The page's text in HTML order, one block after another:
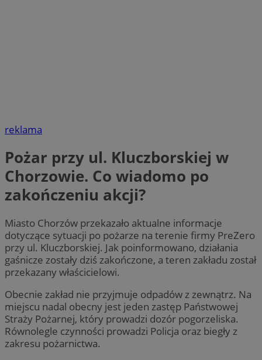
reklama
Pożar przy ul. Kluczborskiej w
Chorzowie. Co wiadomo po
zakończeniu akcji?
Miasto Chorzów przekazało aktualne informacje
dotyczące sytuacji po pożarze na terenie firmy PreZero
przy ul. Kluczborskiej. Jak poinformowano, działania
gaśnicze zostały dziś zakończone, a teren zakładu został
przekazany właścicielowi.
Obecnie zakład nie przyjmuje odpadów z zewnątrz. Na
miejscu nadal obecny jest jeden zastęp Państwowej
Straży Pożarnej, który prowadzi dozór pogorzeliska.
Równolegle czynności prowadzi Policja oraz biegły z
zakresu pożarnictwa.